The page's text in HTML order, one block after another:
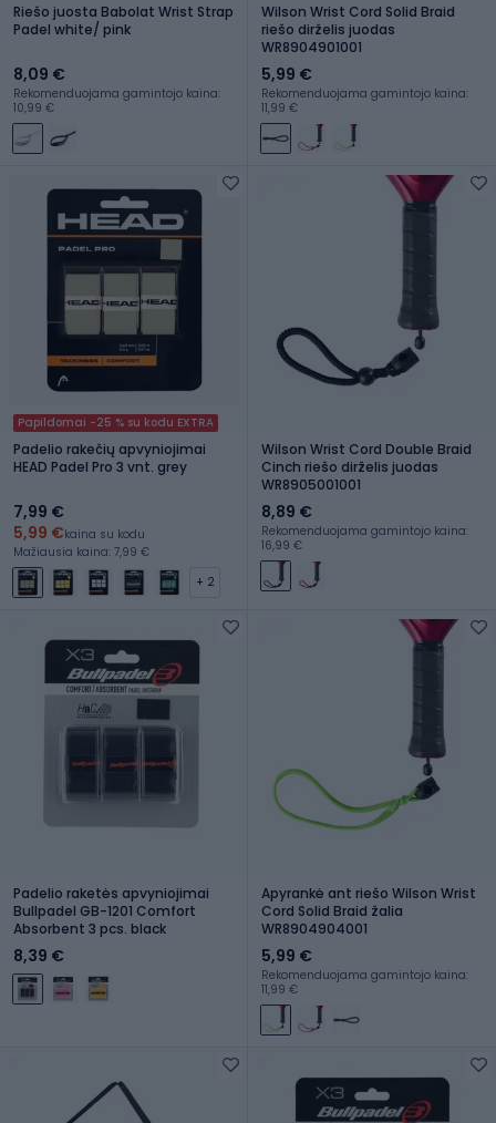
Riešo juosta Babolat Wrist Strap
Padel white/ pink
8,09 €
Rekomenduojama gamintojo kaina:
10,99 €
Wilson Wrist Cord Solid Braid
riešo dirželis juodas
WR8904901001
5,99 €
Rekomenduojama gamintojo kaina:
11,99 €
Papildomai -25 % su kodu EXTRA
Padelio rakečių apvyniojimai
HEAD Padel Pro 3 vnt. grey
7,99 €
5,99 €kaina su kodu
Mažiausia kaina: 7,99 €
+ 2
Wilson Wrist Cord Double Braid
Cinch riešo dirželis juodas
WR8905001001
8,89 €
Rekomenduojama gamintojo kaina:
16,99 €
Padelio raketės apvyniojimai
Bullpadel GB-1201 Comfort
Absorbent 3 pcs. black
8,39 €
Apyrankė ant riešo Wilson Wrist
Cord Solid Braid žalia
WR8904904001
5,99 €
Rekomenduojama gamintojo kaina:
11,99 €